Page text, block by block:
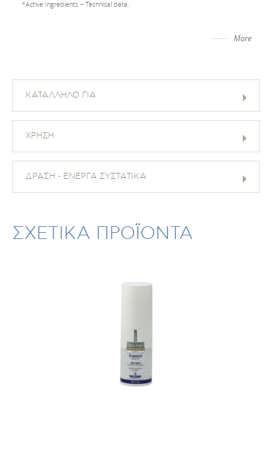
*Active Ingredients – Technical data.
More
ΚΑΤΑΛΛΗΛΟ ΓΙΑ
ΧΡΗΣΗ
ΔΡΑΣΗ - ΕΝΕΡΓΑ ΣΥΣΤΑΤΙΚΑ
ΣΧΕΤΙΚΑ ΠΡΟΪΟΝΤΑ